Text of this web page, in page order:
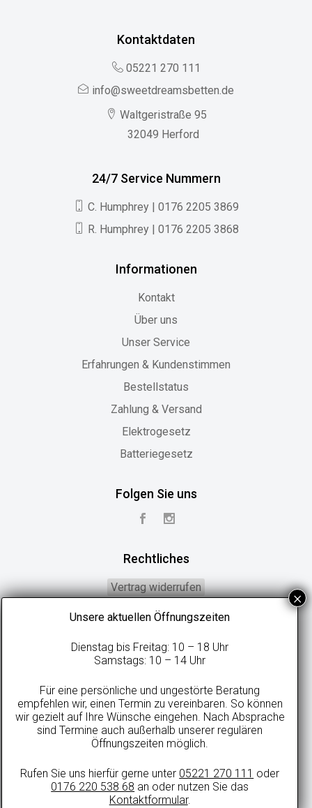
Kontaktdaten
05221 270 111
info@sweetdreamsbetten.de
Waltgeristraße 95
32049 Herford
24/7 Service Nummern
C. Humphrey | 0176 2205 3869
R. Humphrey | 0176 2205 3868
Informationen
Kontakt
Über uns
Unser Service
Erfahrungen & Kundenstimmen
Bestellstatus
Zahlung & Versand
Elektrogesetz
Batteriegesetz
Folgen Sie uns
Rechtliches
Vertrag widerrufen
Widerrufsbelehrung
Datenschutzerklärung
Impressum
Versandkosten.
© 2021 sweetdreamsbetten.de
Unsere aktuellen Öffnungszeiten
Dienstag bis Freitag: 10 – 18 Uhr
Samstags: 10 – 14 Uhr
Für eine persönliche und ungestörte Beratung
empfehlen wir, einen Termin zu vereinbaren. So können
wir gezielt auf Ihre Wünsche eingehen. Nach Absprache
sind Termine auch außerhalb unserer regulären
Öffnungszeiten möglich.
Rufen Sie uns hierfür gerne unter 05221 270 111 oder
0176 220 538 68 an oder nutzen Sie das
Kontaktformular.